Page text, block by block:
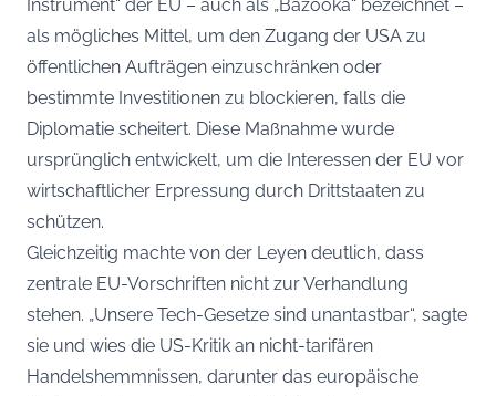
Instrument“ der EU – auch als „Bazooka“ bezeichnet –
als mögliches Mittel, um den Zugang der USA zu
öffentlichen Aufträgen einzuschränken oder
bestimmte Investitionen zu blockieren, falls die
Diplomatie scheitert. Diese Maßnahme wurde
ursprünglich entwickelt, um die Interessen der EU vor
wirtschaftlicher Erpressung durch Drittstaaten zu
schützen.
Gleichzeitig machte von der Leyen deutlich, dass
zentrale EU-Vorschriften nicht zur Verhandlung
stehen. „Unsere Tech-Gesetze sind unantastbar“, sagte
sie und wies die US-Kritik an nicht-tarifären
Handelshemmnissen, darunter das europäische